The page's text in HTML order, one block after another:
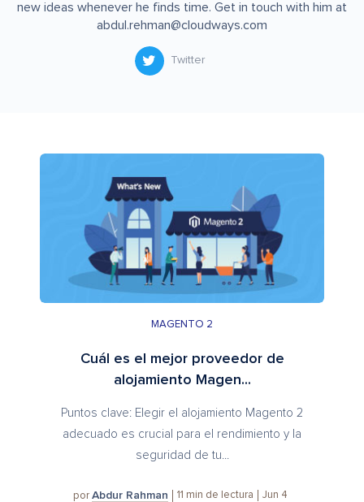
new ideas whenever he finds time. Get in touch with him at
abdul.rehman@cloudways.com
Twitter
MAGENTO 2
Cuál es el mejor proveedor de
alojamiento Magen...
Puntos clave: Elegir el alojamiento Magento 2
adecuado es crucial para el rendimiento y la
seguridad de tu...
por Abdur Rahman 11 min de lectura Jun 4